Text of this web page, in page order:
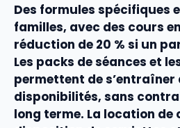
Des formules spécifiques
familles, avec des cours
réduction de 20 % si un
Les packs deséances et
permettent de s’entraîner
disponibilités, sans
long terme. La location de